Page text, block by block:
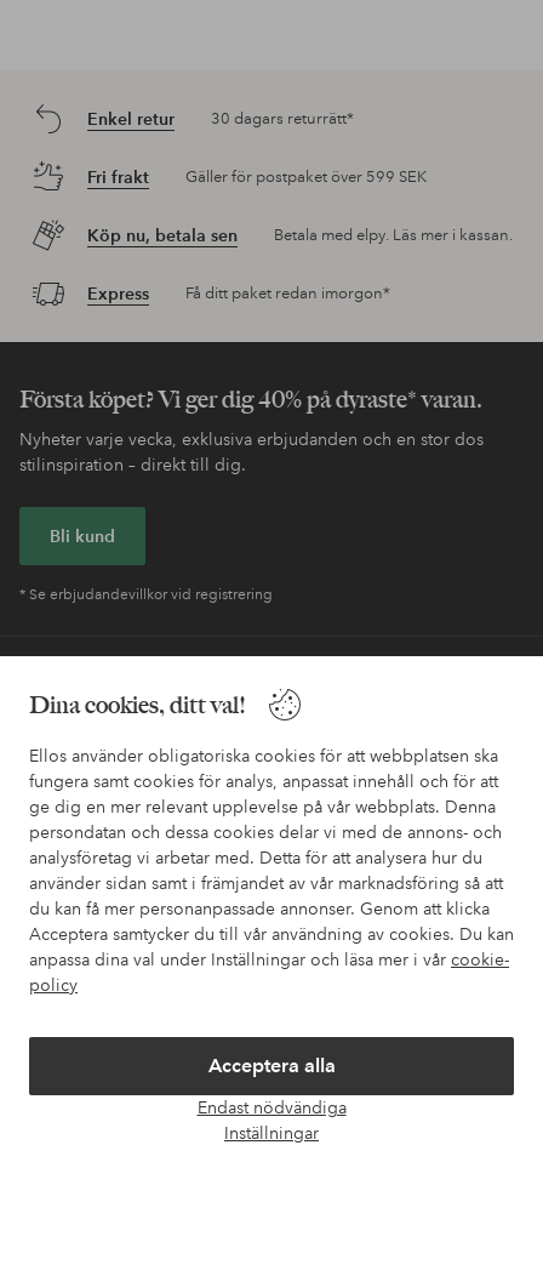
Dina cookies, ditt val!
Ellos använder obligatoriska cookies för att webbplatsen ska
fungera samt cookies för analys, anpassat innehåll och för att
ge dig en mer relevant upplevelse på vår webbplats. Denna
persondatan och dessa cookies delar vi med de annons- och
analysföretag vi arbetar med. Detta för att analysera hur du
använder sidan samt i främjandet av vår marknadsföring så att
du kan få mer personanpassade annonser. Genom att klicka
Acceptera samtycker du till vår användning av cookies. Du kan
anpassa dina val under Inställningar och läsa mer i vår cookie-
policy
Acceptera alla
Endast nödvändiga
Inställningar
Enkel retur 30 dagars returrätt*
Fri frakt Gäller för postpaket över 599 SEK
Köp nu, betala sen Betala med elpy. Läs mer i kassan.
Express Få ditt paket redan imorgon*
Första köpet? Vi ger dig 40% på dyraste* varan.
Nyheter varje vecka, exklusiva erbjudanden och en stor dos
stilinspiration – direkt till dig.
Bli kund
* Se erbjudandevillkor vid registrering
I vår FAQ hittar du svaren på de vanligaste frågorna. Här finns
också information om hur du enklast kontaktar oss.
Kundservice Beställning Betalsätt
Mina sidor
Om Ellos